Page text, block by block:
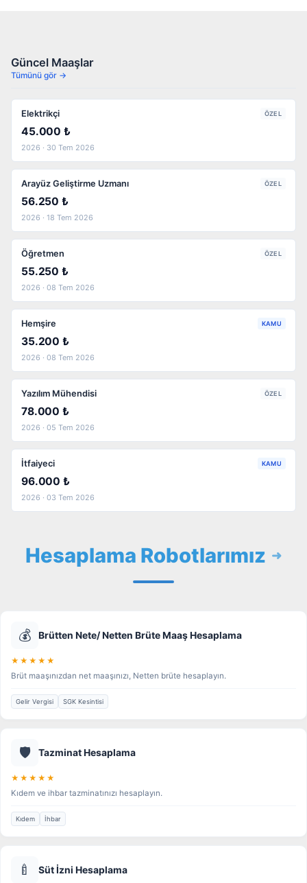
Güncel Maaşlar
Tümünü gör →
Elektrikçi ÖZEL
45.000 ₺
2026 · 30 Tem 2026
Arayüz Geliştirme Uzmanı ÖZEL
56.250 ₺
2026 · 18 Tem 2026
Öğretmen ÖZEL
55.250 ₺
2026 · 08 Tem 2026
Hemşire KAMU
35.200 ₺
2026 · 08 Tem 2026
Yazılım Mühendisi ÖZEL
78.000 ₺
2026 · 05 Tem 2026
İtfaiyeci KAMU
96.000 ₺
2026 · 03 Tem 2026
Hesaplama Robotlarımız
💰 Brütten Nete/ Netten Brüte Maaş Hesaplama
★★★★★
Brüt maaşınızdan net maaşınızı, Netten brüte hesaplayın.
Gelir Vergisi SGK Kesintisi
🛡️ Tazminat Hesaplama
★★★★★
Kıdem ve ihbar tazminatınızı hesaplayın.
Kıdem İhbar
🍼 Süt İzni Hesaplama